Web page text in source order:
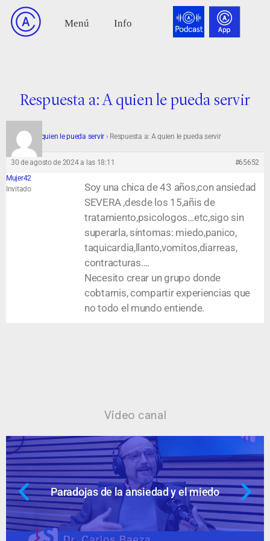
Respuesta a: A quien le pueda servir
Foro › A quien le pueda servir › Respuesta a: A quien le pueda servir
30 de agosto de 2024 a las 18:11
#65652
Mujer42
Invitado
Soy una chica de 43 años,con ansiedad
SEVERA ,desde los 15,añis de
tratamiento,psicologos…etc,sigo sin
superarla, síntomas: miedo,panico,
taquicardia,llanto,vomitos,diarreas,
contracturas….
Necesito crear un grupo donde
cobtarnis, compartir experiencias que
no todo el mundo entiende.
Vídeo canal
Paradojas de la ansiedad y el miedo